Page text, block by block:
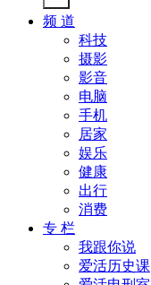
频 道
科技
摄影
影音
电脑
手机
居家
娱乐
健康
出行
消费
专 栏
我跟你说
爱活历史课